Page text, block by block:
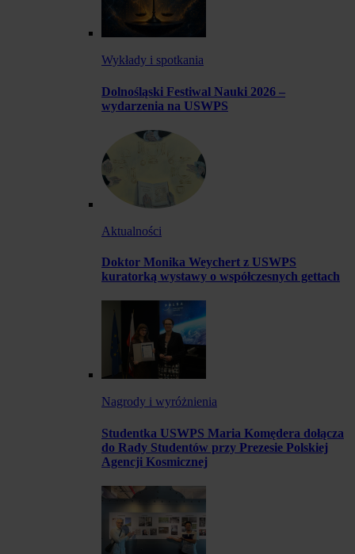
Wykłady i spotkania
Dolnośląski Festiwal Nauki 2026 –
wydarzenia na USWPS
Aktualności
Doktor Monika Weychert z USWPS
kuratorką wystawy o współczesnych gettach
Nagrody i wyróżnienia
Studentka USWPS Maria Komędera dołącza
do Rady Studentów przy Prezesie Polskiej
Agencji Kosmicznej